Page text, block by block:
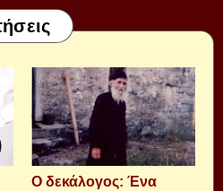
Ο δεκάλογος: Ένα